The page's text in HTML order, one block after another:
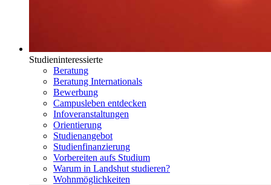
Studieninteressierte
Beratung
Beratung Internationals
Bewerbung
Campusleben entdecken
Infoveranstaltungen
Orientierung
Studienangebot
Studienfinanzierung
Vorbereiten aufs Studium
Warum in Landshut studieren?
Wohnmöglichkeiten